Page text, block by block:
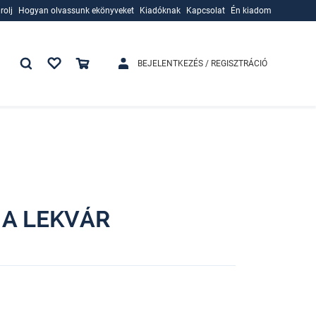
Hogyan olvassunk ekönyveket
Kiadóknak
Kapcsolat Én kiadom
BEJELENTKEZÉS / REGISZTRÁCIÓ
LEKVÁR